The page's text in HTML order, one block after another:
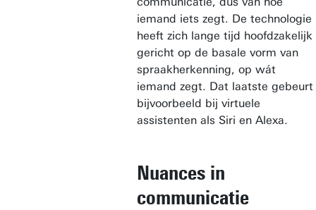
iemand iets zegt. De technologie
heeft zich lange tijd hoofdzakelijk
gericht op de basale vorm van
spraakherkenning, op wát
iemand zegt. Dat laatste gebeurt
bijvoorbeeld bij virtuele
assistenten als Siri en Alexa.
Nuances in
communicatie